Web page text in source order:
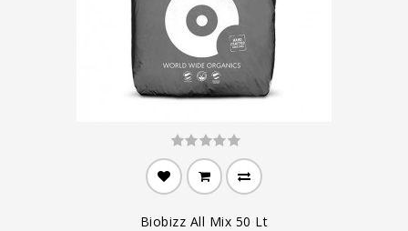
Biobizz All Mix 50 Lt